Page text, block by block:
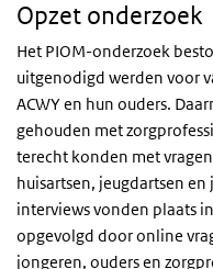
Opzet onderzoek
Het PIOM-onderzoek
uitgenodigd werden voor
ACWY en hun ouders.
gehouden met
terecht konden met
huisartsen, jeugdartsen
interviews vonden plaats
opgevolgd door online
jongeren, ouders en